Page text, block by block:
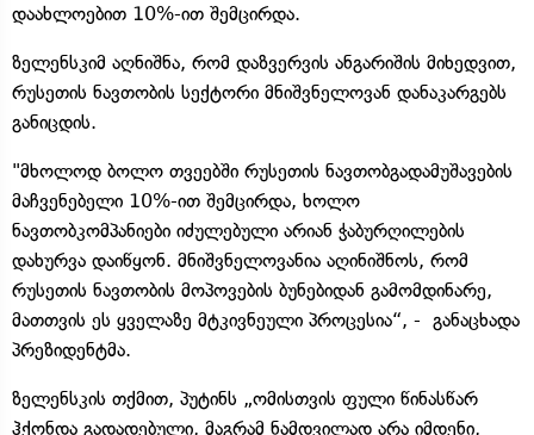
დაახლოებით 10%-ით შემცირდა.
ზელენსკიმ აღნიშნა, რომ დაზვერვის ანგარიშის მიხედვით,
რუსეთის ნავთობის სექტორი მნიშვნელოვან დანაკარგებს
განიცდის.
"მხოლოდ ბოლო თვეებში რუსეთის ნავთობგადამუშავების
მაჩვენებელი 10%-ით შემცირდა, ხოლო
ნავთობკომპანიები იძულებული არიან ჭაბურღილების
დახურვა დაიწყონ. მნიშვნელოვანია აღინიშნოს, რომ
რუსეთის ნავთობის მოპოვების ბუნებიდან გამომდინარე,
მათთვის ეს ყველაზე მტკივნეული პროცესია“, - განაცხადა
პრეზიდენტმა.
ზელენსკის თქმით, პუტინს „ომისთვის ფული წინასწარ
ჰქონდა გადადებული, მაგრამ ნამდვილად არა იმდენი,